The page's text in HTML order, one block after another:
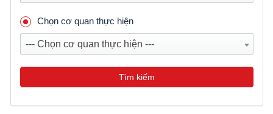
Chọn cơ quan thực hiện
--- Chọn cơ quan thực hiện ---
Tìm kiếm